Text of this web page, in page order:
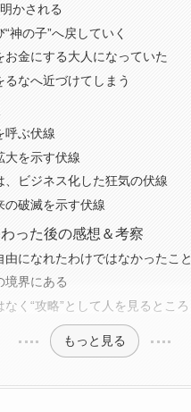
かされる
神の子”へ戻していく
金にする大人になっていた
なへ近づけてしまう
呼ぶ伏線
大を示す伏線
ビジネス化した狂気の伏線
の破滅を示す伏線
った後の感想＆考察
になれたわけではなかったこと
境界にある
く“攻略”として人を見るところ
もっと見る